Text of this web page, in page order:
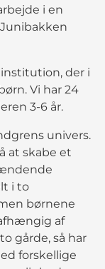
i en
der i
Vi har 24
3-6 år.
univers.
at skabe et
i to
børnene
af
gårde, så har
forskellige